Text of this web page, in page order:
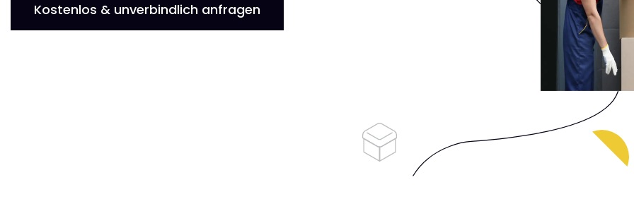
Kostenlos & unverbindlich anfragen